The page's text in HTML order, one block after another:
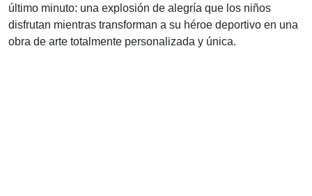
último minuto: una explosión de alegría que los niños
disfrutan mientras transforman a su héroe deportivo en una
obra de arte totalmente personalizada y única.